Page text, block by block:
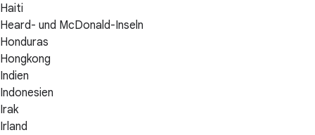
Haiti
Heard- und McDonald-Inseln
Honduras
Hongkong
Indien
Indonesien
Irak
Irland